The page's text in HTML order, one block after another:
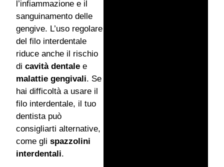
l’infiammazione e il
sanguinamento delle
gengive. L’uso regolare
del filo interdentale
riduce anche il rischio
di cavità dentale e
malattie gengivali. Se
hai difficoltà a usare il
filo interdentale, il tuo
dentista può
consigliarti alternative,
come gli spazzolini
interdentali.